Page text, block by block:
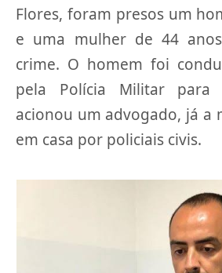
Flores, foram presos um
e uma mulher de 44
crime. O homem foi
pela Polícia Militar para
acionou um advogado, já a
em casa por policiais civis.